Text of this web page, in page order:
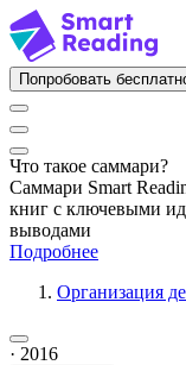
Попробовать
Что такое саммари?
Саммари Smart
книг с ключевыми
выводами
Подробнее
Организация
· 2016